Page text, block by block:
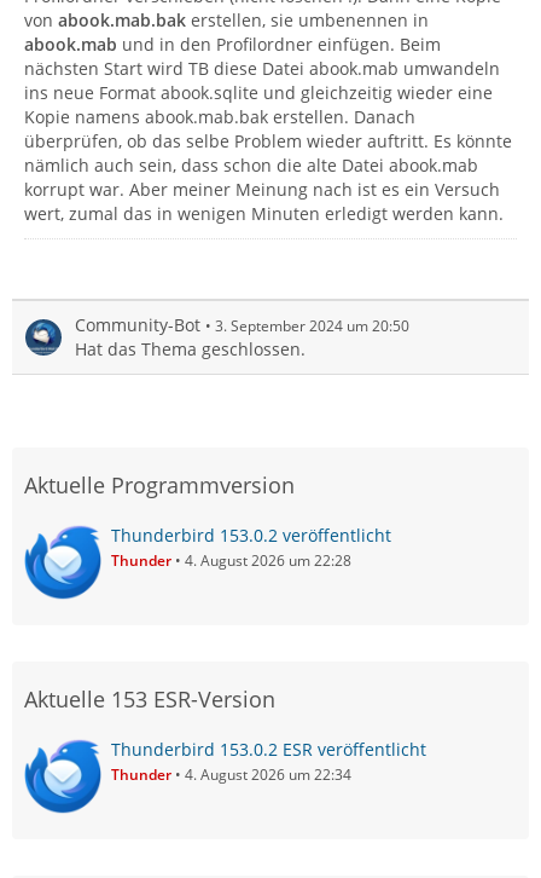
von abook.mab.bak erstellen, sie umbenennen in
abook.mab und in den Profilordner einfügen. Beim
nächsten Start wird TB diese Datei abook.mab umwandeln
ins neue Format abook.sqlite und gleichzeitig wieder eine
Kopie namens abook.mab.bak erstellen. Danach
überprüfen, ob das selbe Problem wieder auftritt. Es könnte
nämlich auch sein, dass schon die alte Datei abook.mab
korrupt war. Aber meiner Meinung nach ist es ein Versuch
wert, zumal das in wenigen Minuten erledigt werden kann.
Community-Bot 3. September 2024 um 20:50
Hat das Thema geschlossen.
Aktuelle Programmversion
Thunderbird 153.0.2 veröffentlicht
Thunder 4. August 2026 um 22:28
Aktuelle 153 ESR-Version
Thunderbird 153.0.2 ESR veröffentlicht
Thunder 4. August 2026 um 22:34